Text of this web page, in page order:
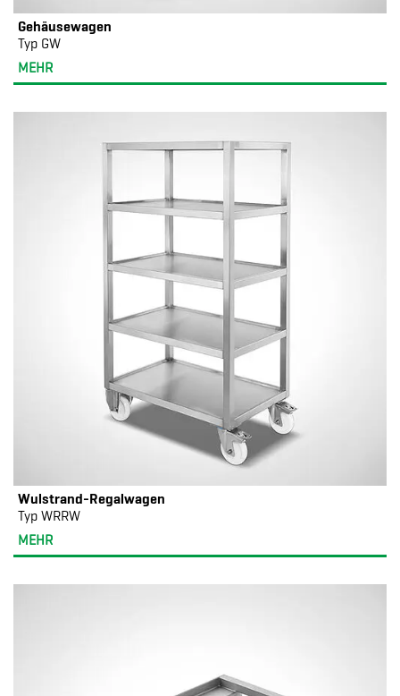
Gehäusewagen
Typ GW
MEHR
Wulstrand-Regalwagen
Typ WRRW
MEHR